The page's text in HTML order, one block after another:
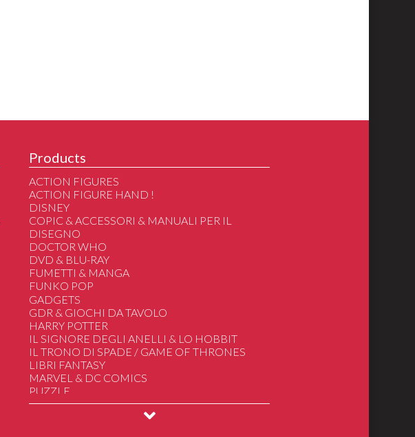
Products
ACTION FIGURES
ACTION FIGURE HAND !
DISNEY
COPIC & ACCESSORI & MANUALI PER IL
DISEGNO
DOCTOR WHO
DVD & BLU-RAY
FUMETTI & MANGA
FUNKO POP
Altri
Dc/Marvel/Comics
Disney
Manga/Anime/Japan/Cartoon
Il Trono di Spade
Harry Potter
Lo Hobbit & Il Signore degli Anelli
Film/Serie Tv/Videogiochi
Sport
GADGETS
GDR & GIOCHI DA TAVOLO
HARRY POTTER
IL SIGNORE DEGLI ANELLI & LO HOBBIT
IL TRONO DI SPADE / GAME OF THRONES
LIBRI FANTASY
MARVEL & DC COMICS
PUZZLE
SAILOR MOON